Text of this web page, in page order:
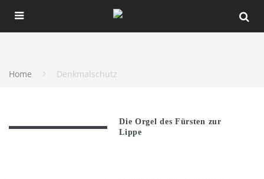
Home Denkmalschutz
Die Orgel des Fürsten zur
Lippe